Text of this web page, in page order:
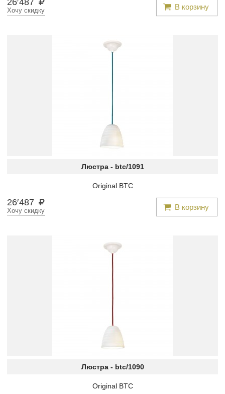
26′487 В корзину
Хочу скидку
Люстра - btc/1091
Original BTC
26′487 В корзину
Хочу скидку
Люстра - btc/1090
Original BTC